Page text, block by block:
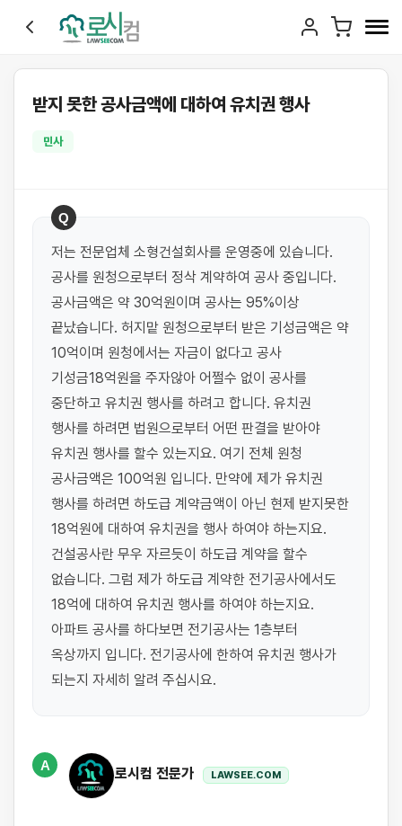
받지 못한 공사금액에 대하여 유치권 행사
민사
Q
저는 전문업체 소형건설회사를 운영중에 있습니다.
공사를 원청으로부터 정삭 계약하여 공사 중입니다.
공사금액은 약 30억원이며 공사는 95%이상
끝났습니다. 허지맡 원청으로부터 받은 기성금액은 약
10억이며 원청에서는 자금이 없다고 공사
기성금18억원을 주자않아 어쩔수 없이 공사를
중단하고 유치권 행사를 하려고 합니다. 유치권
행사를 하려면 법원으로부터 어떤 판결을 받아야
유치권 행사를 할수 있는지요. 여기 전체 원청
공사금액은 100억원 입니다. 만약에 제가 유치권
행사를 하려면 하도급 계약금액이 아닌 현제 받지못한
18억원에 대하여 유치권을 행사 하여야 하는지요.
건설공사란 무우 자르듯이 하도급 계약을 할수
없습니다. 그럼 제가 하도급 계약한 전기공사에서도
18억에 대하여 유치권 행사를 하여야 하는지요.
아파트 공사를 하다보면 전기공사는 1층부터
옥상까지 입니다. 전기공사에 한하여 유치권 행사가
되는지 자세히 알려 주십시요.
A
로시컴 전문가 LAWSEE.COM